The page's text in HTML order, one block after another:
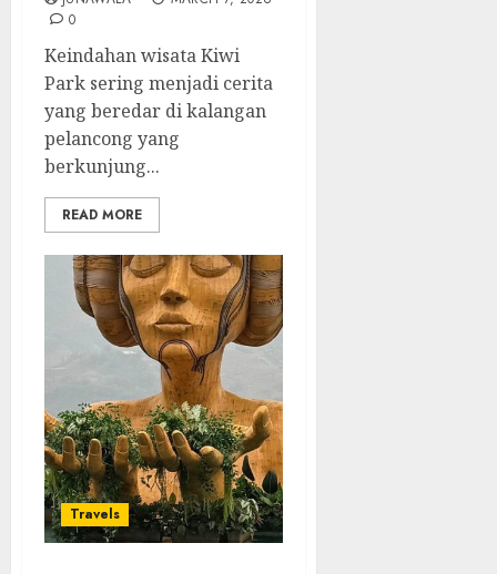
0
Keindahan wisata Kiwi
Park sering menjadi cerita
yang beredar di kalangan
pelancong yang
berkunjung...
READ MORE
Travels